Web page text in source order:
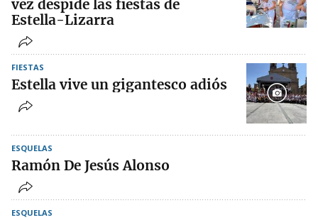
vez despide las fiestas de
Estella-Lizarra
FIESTAS
Estella vive un gigantesco adiós
ESQUELAS
Ramón De Jesús Alonso
ESQUELAS